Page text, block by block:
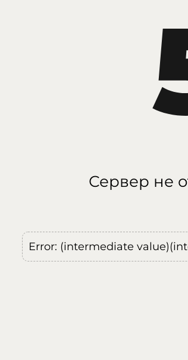
Сервер не
Error: (intermediate